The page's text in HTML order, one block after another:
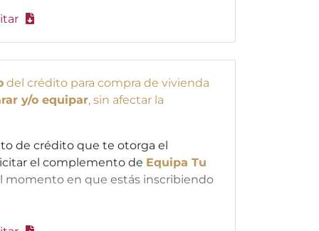
del crédito para compra de vivienda
y/o equipar, sin afectar la
de crédito que te otorga el
el complemento de Equipa Tu
en que estás inscribiendo